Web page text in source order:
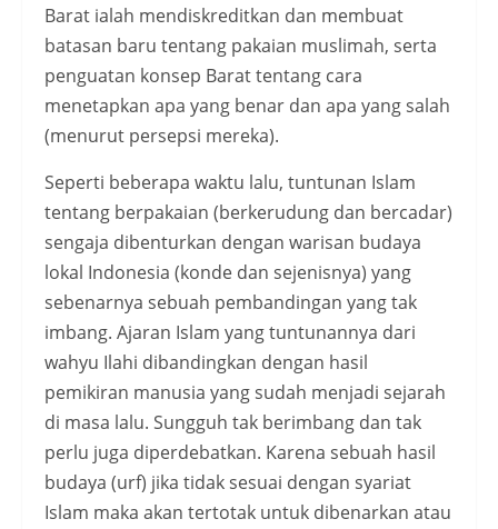
Barat ialah mendiskreditkan dan membuat
batasan baru tentang pakaian muslimah, serta
penguatan konsep Barat tentang cara
menetapkan apa yang benar dan apa yang salah
(menurut persepsi mereka).
Seperti beberapa waktu lalu, tuntunan Islam
tentang berpakaian (berkerudung dan bercadar)
sengaja dibenturkan dengan warisan budaya
lokal Indonesia (konde dan sejenisnya) yang
sebenarnya sebuah pembandingan yang tak
imbang. Ajaran Islam yang tuntunannya dari
wahyu Ilahi dibandingkan dengan hasil
pemikiran manusia yang sudah menjadi sejarah
di masa lalu. Sungguh tak berimbang dan tak
perlu juga diperdebatkan. Karena sebuah hasil
budaya (urf) jika tidak sesuai dengan syariat
Islam maka akan tertotak untuk dibenarkan atau